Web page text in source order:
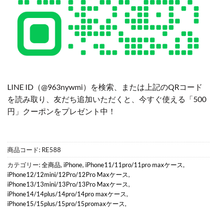
LINE ID（@963nywmi）を検索、または上記のQRコード
を読み取り、友だち追加いただくと、今すぐ使える「500
円」クーポンをプレゼント中！
商品コード: RE588
カテゴリー:全商品, iPhone, iPhone11/11pro/11pro maxケース,
iPhone12/12mini/12Pro/12Pro Maxケース,
iPhone13/13mini/13Pro/13Pro Maxケース,
iPhone14/14plus/14pro/14pro maxケース,
iPhone15/15plus/15pro/15promaxケース,